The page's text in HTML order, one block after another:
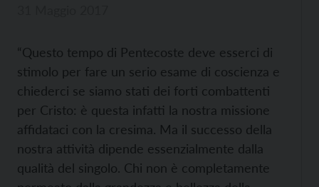
“Questo tempo di Pentecoste deve esserci di
stimolo per fare un serio esame di coscienza e
chiederci se siamo stati dei forti combattenti
per Cristo: è questa infatti la nostra missione
affidataci con la cresima. Ma il successo della
nostra attività dipende essenzialmente dalla
qualità del singolo. Chi non è completamente